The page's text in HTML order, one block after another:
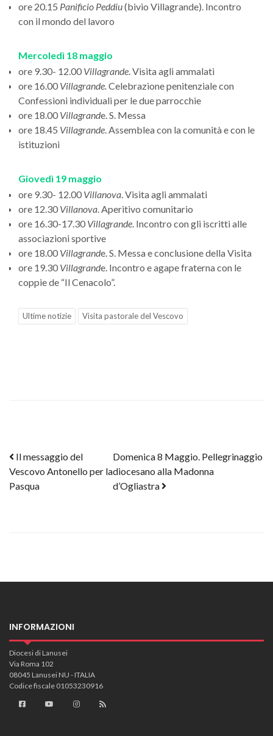
ore 20.15 Panificio Peddiu(bivio Villagrande). Incontro
con il mondo del lavoro
Mercoledì 18 maggio
ore 9.30- 12.00 Villagrande. Visita agli ammalati
ore 16.00 Villagrande.Celebrazione penitenziale con
Confessioni individuali per le due parrocchie
ore 18.00 Villagrande. S. Messa
ore 18.45 Villagrande. Assemblea con la comunità e con le
istituzioni
Giovedì 19 maggio
ore 9.30- 12.00 Villanova. Visita agli ammalati
ore 12.30 Villanova. Aperitivo comunitario
ore 16.30-17.30 Villagrande. Incontro con gli iscritti alle
associazioni sportive
ore 18.00 Villagrande. S. Messa e conclusione della Visita
ore 19.30 Villagrande. Incontro e agape fraterna con le
coppie de “Il Cenacolo”.
Ultime notizie Visita pastorale del Vescovo
Post navigation
Il messaggio del
Vescovo Antonello per la
Pasqua
Domenica 8 Maggio. Pellegrinaggio
diocesano alla Madonna
d’Ogliastra
INFORMAZIONI
Diocesi di Lanusei
Via Roma 102
08045 Lanusei NU - ITALIA
Codice fiscale 01053230916